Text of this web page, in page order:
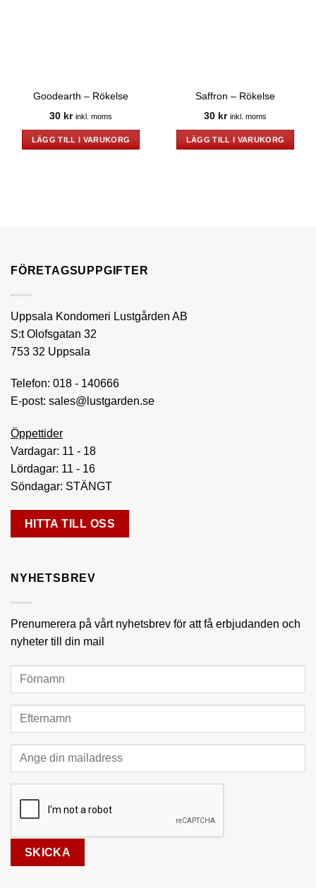
Goodearth – Rökelse
30 kr inkl. moms
LÄGG TILL I VARUKORG
Saffron – Rökelse
30 kr inkl. moms
LÄGG TILL I VARUKORG
FÖRETAGSUPPGIFTER
Uppsala Kondomeri Lustgården AB
S:t Olofsgatan 32
753 32 Uppsala
Telefon: 018 - 140666
E-post: sales@lustgarden.se
Öppettider
Vardagar: 11 - 18
Lördagar: 11 - 16
Söndagar: STÄNGT
HITTA TILL OSS
NYHETSBREV
Prenumerera på vårt nyhetsbrev för att få erbjudanden och
nyheter till din mail